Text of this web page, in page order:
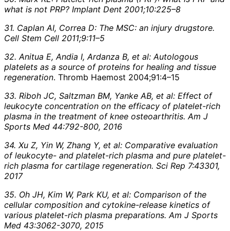
what is not PRP? Implant Dent 2001;10:225–8
31. Caplan AI, Correa D: The MSC: an injury drugstore.
Cell Stem Cell 2011;9:11–5
32. Anitua E, Andia I, Ardanza B, et al: Autologous
platelets as a source of proteins for healing and tissue
regeneration. Thromb Haemost 2004;91:4–15
33. Riboh JC, Saltzman BM, Yanke AB, et al: Effect of
leukocyte concentration on the efficacy of platelet-rich
plasma in the treatment of knee osteoarthritis. Am J
Sports Med 44:792-800, 2016
34. Xu Z, Yin W, Zhang Y, et al: Comparative evaluation
of leukocyte- and platelet-rich plasma and pure platelet-
rich plasma for cartilage regeneration. Sci Rep 7:43301,
2017
35. Oh JH, Kim W, Park KU, et al: Comparison of the
cellular composition and cytokine-release kinetics of
various platelet-rich plasma preparations. Am J Sports
Med 43:3062-3070, 2015